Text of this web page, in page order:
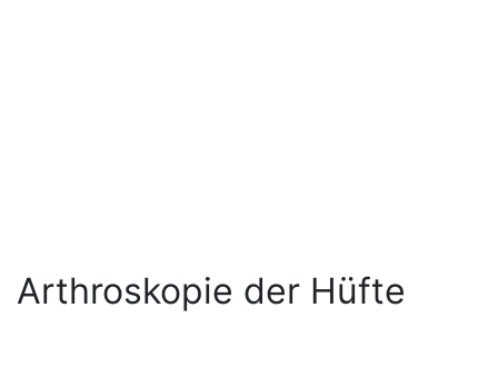
Arthroskopie der Hüfte